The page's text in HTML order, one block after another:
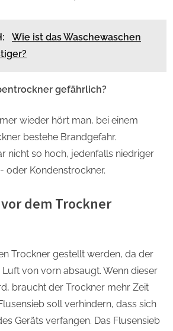
Wie ist das Waschewaschen
gefährlich?
wieder hört man, bei einem
bestehe Brandgefahr.
nicht so hoch, jedenfalls niedriger
oder Kondenstrockner.
dem Trockner
Trockner gestellt werden, da der
von vorn absaugt. Wenn dieser
braucht der Trockner mehr Zeit
soll verhindern, dass sich
Geräts verfangen. Das Flusensieb